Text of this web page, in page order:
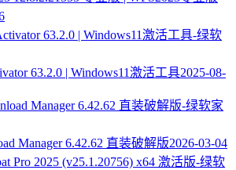
63.2.0 | Windows11激活工具2025-08-
Manager 6.42.62 直装破解版2026-03-04